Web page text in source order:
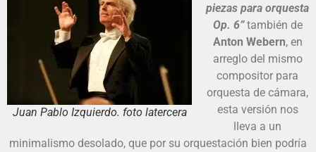
Juan Pablo Izquierdo. foto latercera
piezas para orquesta
Op. 6”también de
Anton Webern, en
arreglo del mismo
compositor para
orquesta de cámara,
esta versión nos
lleva a un
minimalismo desolado, que por su orquestación bien podría